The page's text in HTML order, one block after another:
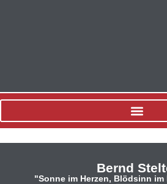
Bernd
"Sonne im Herzen, Blödsinn